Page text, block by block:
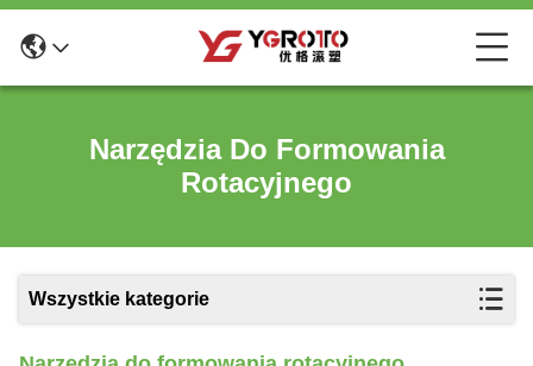
Narzędzia Do Formowania
Rotacyjnego
Wszystkie kategorie